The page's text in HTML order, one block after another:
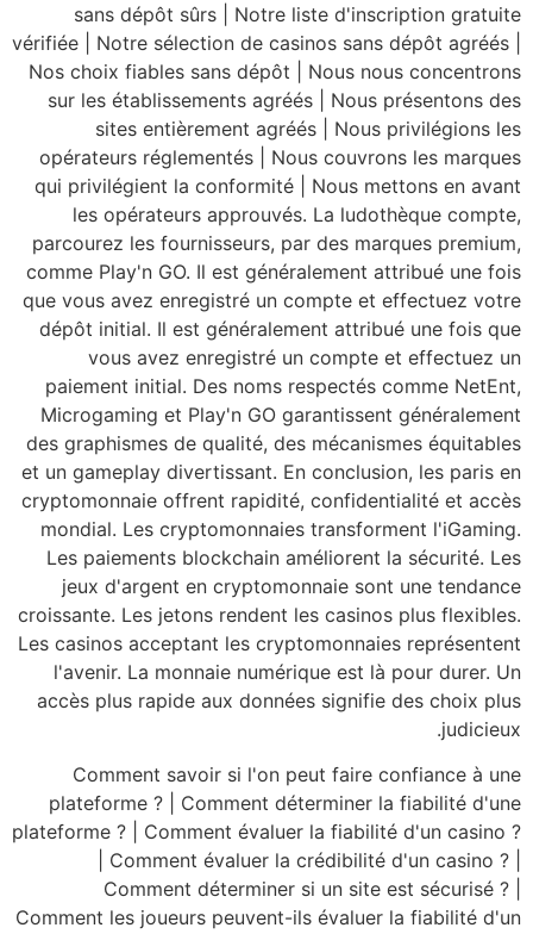
sans dépôt
vérifiée | Notre
Nos choix fiables
sur les
sites
opérateurs
qui privilégient la
les opérateurs
parcourez les
comme Play'n GO. Il
que vous avez
dépôt initial. Il est
vous avez
paiement initial.
Microgaming et
des graphismes de
et un gameplay
cryptomonnaie
mondial. Les
Les paiements
jeux d'argent en
croissante. Les jetons
Les casinos
l'avenir. La
accès plus rapide
Comment
plateforme ? |
plateforme ? |
| Comment
Comment
Comment les joueurs